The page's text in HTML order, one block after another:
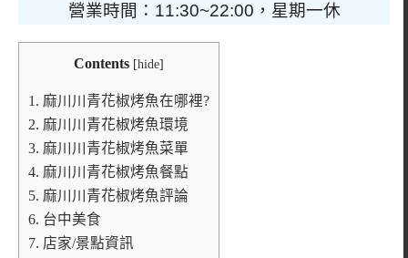
營業時間：11:30~22:00，星期一休
Contents [hide]
1. 麻川川青花椒烤魚在哪裡?
2. 麻川川青花椒烤魚環境
3. 麻川川青花椒烤魚菜單
4. 麻川川青花椒烤魚餐點
5. 麻川川青花椒烤魚評論
6. 台中美食
7. 店家/景點資訊